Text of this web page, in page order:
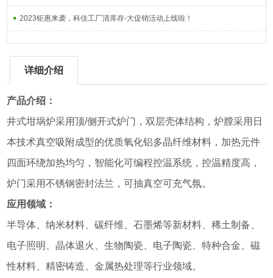
2023钜惠来袭，科佳工厂清库存-大促销活动上线啦！
详细介绍
产品介绍：
井式坩埚炉采用顶/侧开式炉门，双层壳体结构，炉膛采用日
本技术真空吸附成型的优质氧化铝多晶纤维材料，加热元件
四面环绕加热均匀，智能化可编程控温系统，控温精度高，
炉门采用不锈钢密封法兰，可抽真空可充气氛。
应用领域：
半导体、纳米材料、碳纤维、石墨烯等新材料、稀土制备、
电子照明、晶体退火、生物陶瓷、电子陶瓷、特种合金、磁
性材料、精密铸造、金属热处理等行业领域。